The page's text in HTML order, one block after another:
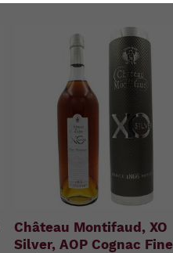
Château Montifaud, XO
Silver, AOP Cognac Fine